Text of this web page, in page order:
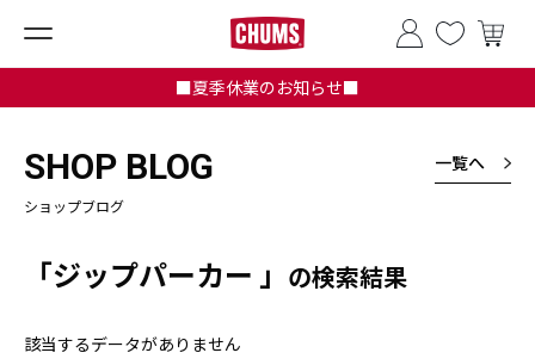
■夏季休業のお知らせ■
SHOP BLOG
ショップブログ
一覧へ
「ジップパーカー 」 の検索結果
該当するデータがありません